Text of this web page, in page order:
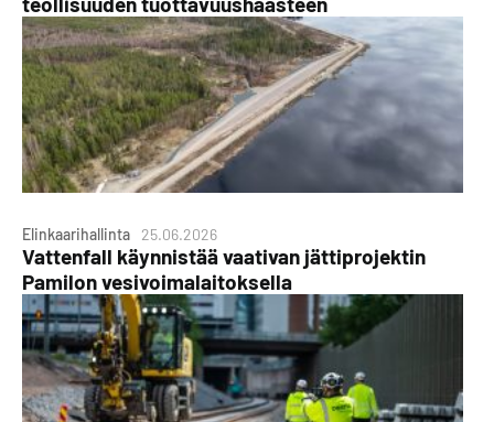
Elinkaarihallinta 25.06.2026
Vattenfall käynnistää vaativan jättiprojektin
Pamilon vesivoimalaitoksella